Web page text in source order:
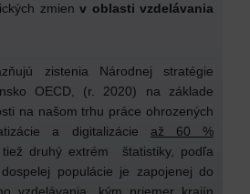
zmien v oblasti vzdelávania
zistenia Národnej stratégie
OECD, (r. 2020) na základe
na našom trhu práce ohrozených
a digitalizácie až 60 %
druhý extrém štatistiky, podľa
populácie je zapojenej do